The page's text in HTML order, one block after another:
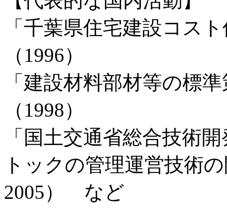
「千葉県住宅建設コス
（1996）
「建設材料部材等の標
（1998）
「国土交通省総合技術
トックの管理運営技術
2005） など